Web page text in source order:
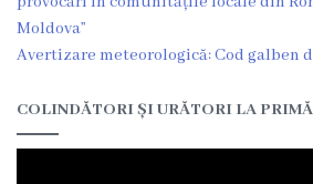
de
vânzare
Proces
Moldova”
Avertizare meteorologică: Cod galben
COLINDĂTORI ȘI URĂTORI LA